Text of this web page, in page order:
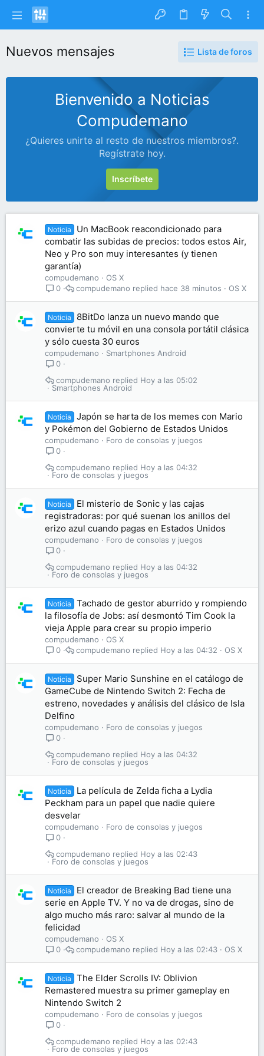
Nuevos mensajes Lista de foros
Bienvenido a Noticias
Compudemano
¿Quieres unirte al resto de nuestros miembros?.
Regístrate hoy.
Inscríbete
Noticia
Un MacBook reacondicionado para
combatir las subidas de precios: todos estos Air,
Neo y Pro son muy interesantes (y tienen
garantía)
compudemano
OS X
0
OS X
hace 38 minutos
compudemano
Noticia
8BitDo lanza un nuevo mando que
convierte tu móvil en una consola portátil clásica
y sólo cuesta 30 euros
compudemano
Smartphones Android
0
Smartphones Android
Hoy a las 05:02
compudemano
Noticia
Japón se harta de los memes con Mario
y Pokémon del Gobierno de Estados Unidos
compudemano
Foro de consolas y juegos
0
Foro de consolas y juegos
Hoy a las 04:32
compudemano
Noticia
El misterio de Sonic y las cajas
registradoras: por qué suenan los anillos del
erizo azul cuando pagas en Estados Unidos
compudemano
Foro de consolas y juegos
0
Foro de consolas y juegos
Hoy a las 04:32
compudemano
Noticia
Tachado de gestor aburrido y rompiendo
la filosofía de Jobs: así desmontó Tim Cook la
vieja Apple para crear su propio imperio
compudemano
OS X
0
OS X
Hoy a las 04:32
compudemano
Noticia
Super Mario Sunshine en el catálogo de
GameCube de Nintendo Switch 2: Fecha de
estreno, novedades y análisis del clásico de Isla
Delfino
compudemano
Foro de consolas y juegos
0
Foro de consolas y juegos
Hoy a las 04:32
compudemano
Noticia
La película de Zelda ficha a Lydia
Peckham para un papel que nadie quiere
desvelar
compudemano
Foro de consolas y juegos
0
Foro de consolas y juegos
Hoy a las 02:43
compudemano
Noticia
El creador de Breaking Bad tiene una
serie en Apple TV. Y no va de drogas, sino de
algo mucho más raro: salvar al mundo de la
felicidad
compudemano
OS X
0
OS X
Hoy a las 02:43
compudemano
Noticia
The Elder Scrolls IV: Oblivion
Remastered muestra su primer gameplay en
Nintendo Switch 2
compudemano
Foro de consolas y juegos
0
Foro de consolas y juegos
Hoy a las 02:43
compudemano